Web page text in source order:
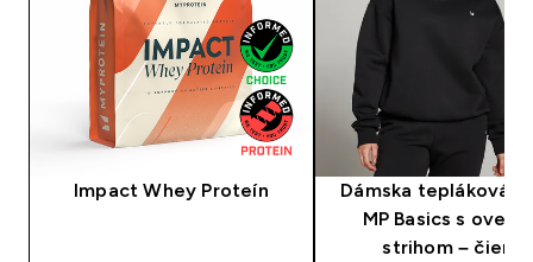
Impact Whey Proteín
Dámska tepláková
MP Basics s
strihom – čierna